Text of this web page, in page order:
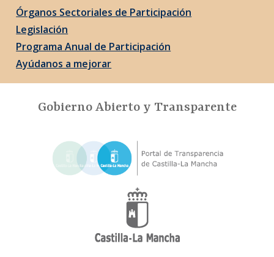
Órganos Sectoriales de Participación
Legislación
Programa Anual de Participación
Ayúdanos a mejorar
Gobierno Abierto y Transparente